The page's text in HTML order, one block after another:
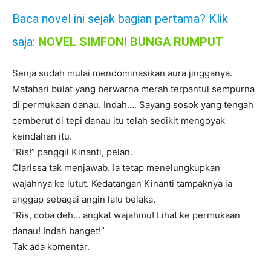
Baca novel ini sejak bagian pertama? Klik
saja: NOVEL SIMFONI BUNGA RUMPUT
Senja sudah mulai mendominasikan aura jingganya.
Matahari bulat yang berwarna merah terpantul sempurna
di permukaan danau. Indah…. Sayang sosok yang tengah
cemberut di tepi danau itu telah sedikit mengoyak
keindahan itu.
“Ris!” panggil Kinanti, pelan.
Clarissa tak menjawab. Ia tetap menelungkupkan
wajahnya ke lutut. Kedatangan Kinanti tampaknya ia
anggap sebagai angin lalu belaka.
“Ris, coba deh… angkat wajahmu! Lihat ke permukaan
danau! Indah banget!”
Tak ada komentar.